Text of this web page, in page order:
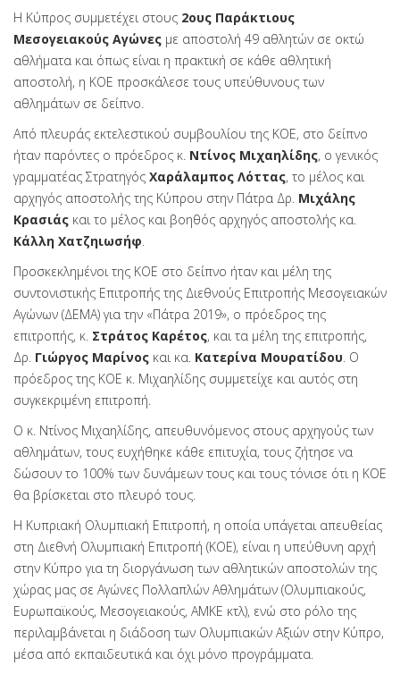
Η Κύπρος συμμετέχει στους 2ους Παράκτιους
Μεσογειακούς Αγώνες με αποστολή 49 αθλητών σε οκτώ
αθλήματα και όπως είναι η πρακτική σε κάθε αθλητική
αποστολή, η ΚΟΕ προσκάλεσε τους υπεύθυνους των
αθλημάτων σε δείπνο.
Από πλευράς εκτελεστικού συμβουλίου της ΚΟΕ, στο δείπνο
ήταν παρόντες ο πρόεδρος κ. Ντίνος Μιχαηλίδης, ο γενικός
γραμματέας Στρατηγός Χαράλαμπος Λόττας, το μέλος και
αρχηγός αποστολής της Κύπρου στην Πάτρα Δρ. Μιχάλης
Κρασιάς και το μέλος και βοηθός αρχηγός αποστολής κα.
Κάλλη Χατζηιωσήφ
Προσκεκλημένοι της ΚΟΕ στο δείπνο ήταν και μέλη της
συντονιστικής Επιτροπής της Διεθνούς Επιτροπής Μεσογειακών
Αγώνων (ΔΕΜΑ) για την «Πάτρα 2019», ο πρόεδρος της
επιτροπής, κ. Στράτος Καρέτος, και τα μέλη της επιτροπής,
Δρ. Γιώργος Μαρίνος και κα. Κατερίνα Μουρατίδου . Ο
πρόεδρος της ΚΟΕ κ. Μιχαηλίδης συμμετείχε και αυτός στη
συγκεκριμένη επιτροπή.
Ο κ. Ντίνος Μιχαηλίδης, απευθυνόμενος στους αρχηγούς των
αθλημάτων, τους ευχήθηκε κάθε επιτυχία, τους ζήτησε να
δώσουν το 100% των δυνάμεων τους και τους τόνισε ότι η ΚΟΕ
θα βρίσκεται στο πλευρό τους.
Η Κυπριακή Ολυμπιακή Επιτροπή, η οποία υπάγεται απευθείας
στη Διεθνή Ολυμπιακή Επιτροπή (ΚΟΕ), είναι η υπεύθυνη αρχή
στην Κύπρο για τη διοργάνωση των αθλητικών αποστολών της
χώρας μας σε Αγώνες Πολλαπλών Αθλημάτων (Ολυμπιακούς,
Ευρωπαϊκούς, Μεσογειακούς, ΑΜΚΕ κτλ), ενώ στο ρόλο της
περιλαμβάνεται η διάδοση των Ολυμπιακών Αξιών στην Κύπρο,
μέσα από εκπαιδευτικά και όχι μόνο προγράμματα.